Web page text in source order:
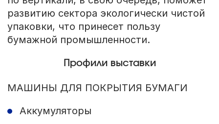
развитию сектора экологически чистой
упаковки, что принесет пользу
бумажной промышленности.
Профили выставки
МАШИНЫ ДЛЯ ПОКРЫТИЯ БУМАГИ
Аккумуляторы